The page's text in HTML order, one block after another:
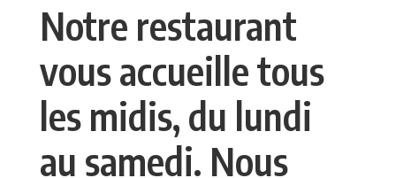
Notre restaurant
vous accueille tous
les midis, du lundi
au samedi. Nous